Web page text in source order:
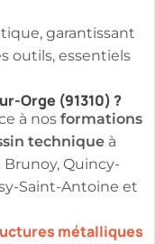
garantissant
outils, essentiels
Orge (91310) ?
à nosformations
technique à
Quincy-
Saint-Antoine et
métalliques